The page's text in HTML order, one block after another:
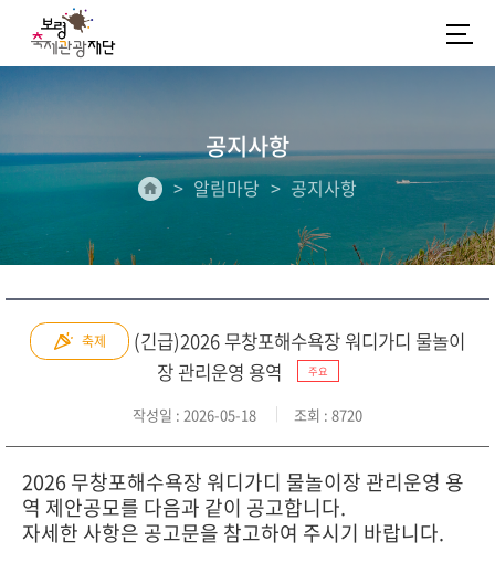
공지사항
알림마당 공지사항
축제
(긴급)2026 무창포해수욕장 워디가디 물놀이
장 관리운영 용역
주요
작성일 : 2026-05-18 조회 : 8720
2026 무창포해수욕장 워디가디 물놀이장 관리운영 용
역 제안공모를 다음과 같이 공고합니다.
자세한 사항은 공고문을 참고하여 주시기 바랍니다.